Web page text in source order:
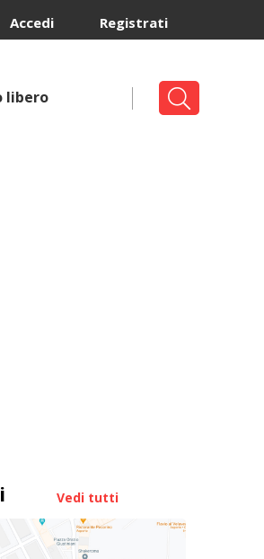
Registrati
Accedi
libero
Vedi tutti